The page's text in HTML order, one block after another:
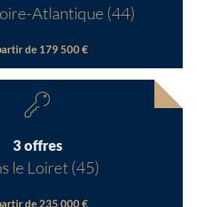
Atlantique (44)
de 179 500 €
3 offres
le Loiret (45)
de 235 000 €